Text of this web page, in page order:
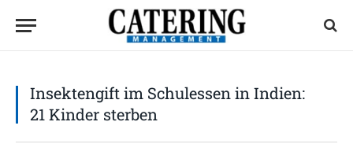
Insektengift im Schulessen in Indien:
21 Kinder sterben